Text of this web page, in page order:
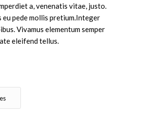
a, venenatis vitae, justo.
eu pede mollis pretium.Integer
Vivamus elementum semper
eleifend tellus.